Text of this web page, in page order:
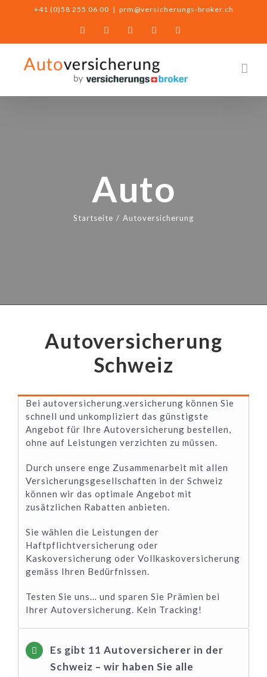
+41 (0)58 255 06 00 | prm@versicherungs-broker.ch
FacebookYouTubeTwitter
Auto
Startseite / Autoversicherung
Autoversicherung
Schweiz
Bei autoversicherung.versicherung können Sie
schnell und unkompliziert das günstigste
Angebot für Ihre Autoversicherung bestellen,
ohne auf Leistungen verzichten zu müssen.
Durch unsere enge Zusammenarbeit mit allen
Versicherungsgesellschaften in der Schweiz
können wir das optimale Angebot mit
zusätzlichen Rabatten anbieten.
Sie wählen die Leistungen der
Haftpflichtversicherung oder
Kaskoversicherung oder Vollkaskoversicherung
gemäss Ihren Bedürfnissen.
Testen Sie uns… und sparen Sie Prämien bei
Ihrer Autoversicherung. Kein Tracking!
Es gibt 11 Autoversicherer in der
Schweiz – wir haben Sie alle